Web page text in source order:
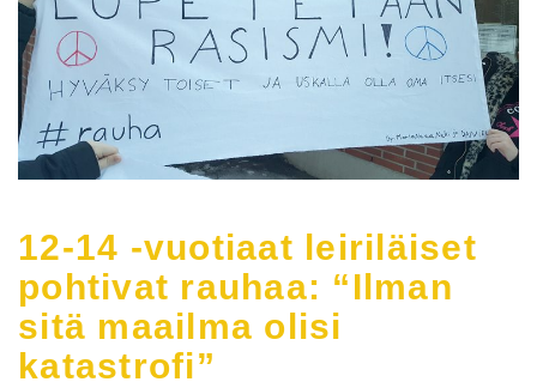
12-14 -vuotiaat leiriläiset
pohtivat rauhaa: “Ilman
sitä maailma olisi
katastrofi”